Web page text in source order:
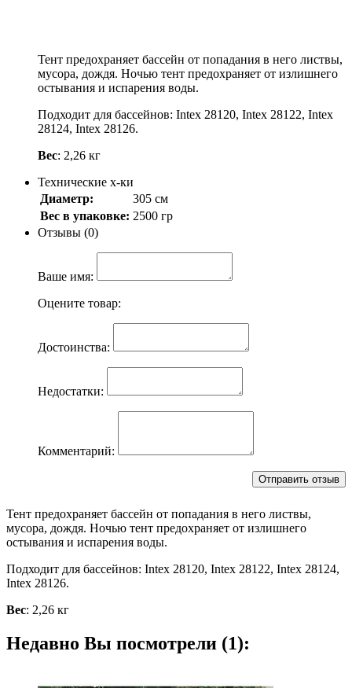
Тент предохраняет бассейн от попадания в него листвы,
мусора, дождя. Ночью тент предохраняет от излишнего
остывания и испарения воды.
Подходит для бассейнов: Intex 28120, Intex 28122, Intex
28124, Intex 28126.
Вес: 2,26 кг
Технические х-ки
Диаметр:
305 см
Вес в упаковке: 2500 гр
Отзывы (0)
Ваше имя:
Оцените товар:
Достоинства:
Недостатки:
Комментарий:
Тент предохраняет бассейн от попадания в него листвы,
мусора, дождя. Ночью тент предохраняет от излишнего
остывания и испарения воды.
Подходит для бассейнов: Intex 28120, Intex 28122, Intex 28124,
Intex 28126.
Вес: 2,26 кг
Недавно Вы посмотрели (1):